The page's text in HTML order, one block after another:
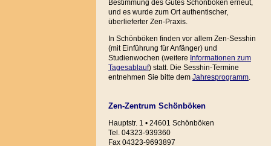
Bestimmung des Gutes Schönböken erneut,
und es wurde zum Ort authentischer,
überlieferter Zen-Praxis.
In Schönböken finden vor allem Zen-Sesshin
(mit Einführung für Anfänger) und
Studienwochen (weitere Informationen zum
Tagesablauf) statt. Die Sesshin-Termine
entnehmen Sie bitte dem Jahresprogramm.
Zen-Zentrum Schönböken
Hauptstr. 1 • 24601 Schönböken
Tel. 04323-939360
Fax 04323-9693897